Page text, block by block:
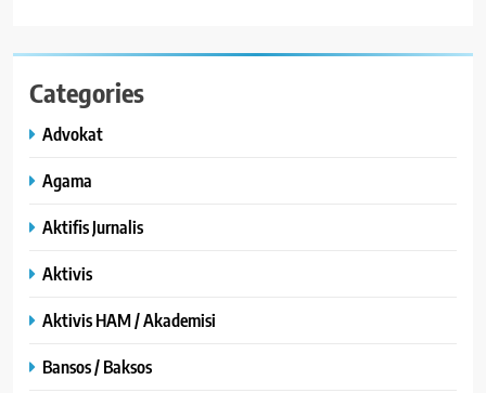
Categories
Advokat
Agama
Aktifis Jurnalis
Aktivis
Aktivis HAM / Akademisi
Bansos / Baksos